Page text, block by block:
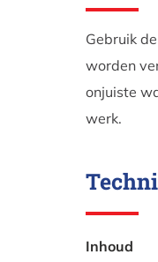
Gebruik
worden
onjuiste
werk.
Inhoud